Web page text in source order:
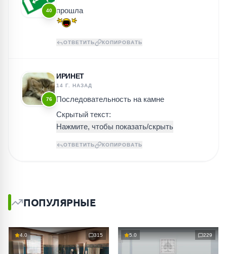
40 прошла
ОТВЕТИТЬ КОПИРОВАТЬ
76
ИРИНЕТ
14 Г. НАЗАД
Последовательность на камне
Скрытый текст:
ОТВЕТИТЬ КОПИРОВАТЬ
ПОПУЛЯРНЫЕ
4.0 315 5.0 229